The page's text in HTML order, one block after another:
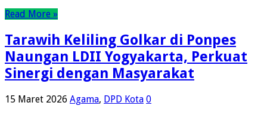
Read More »
Tarawih Keliling Golkar di Ponpes
Naungan LDII Yogyakarta, Perkuat
Sinergi dengan Masyarakat
15 Maret 2026 Agama, DPD Kota 0